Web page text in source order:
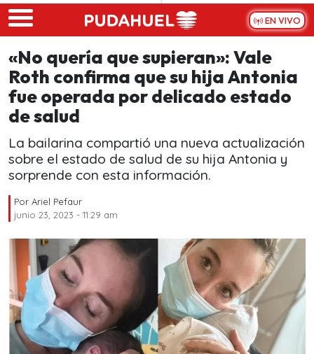
Skip to main content
EN VIVO
«No quería que supieran»: Vale
Roth confirma que su hija Antonia
fue operada por delicado estado
de salud
La bailarina compartió una nueva actualización
sobre el estado de salud de su hija Antonia y
sorprende con esta información.
Por Ariel Pefaur
junio 23, 2023 - 11:29 am